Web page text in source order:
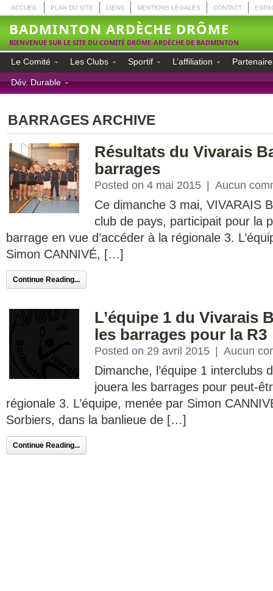
ACCUEIL PLAN DU SITE LIENS MENTIONS LÉGALES CONTACT
BADMINTON ARDÈCHE DRÔME
BIENVENUE SUR LE SITE DU COMITÉ DRÔME-ARDÈCHE DE BADMINTON
Le Comité Les Clubs Sportif L’affiliation
Dév. Durable
BARRAGES ARCHIVE
Résultats du Vivarais
barrages
Posted on 4 mai 2015 Aucun
Ce dimanche 3 mai, VIVARAIS
club de pays, participait pour la
barrage en vue d’accéder à la régionale 3.
Simon CANNIVÉ, […]
Continue Reading...
L’équipe 1 du Vivarais
les barrages pour la R3
Posted on 29 avril 2015 Aucun
Dimanche, l’équipe 1 interclubs
jouera les barrages pour peut-
régionale 3. L’équipe, menée par Simon
Sorbiers, dans la banlieue de […]
Continue Reading...